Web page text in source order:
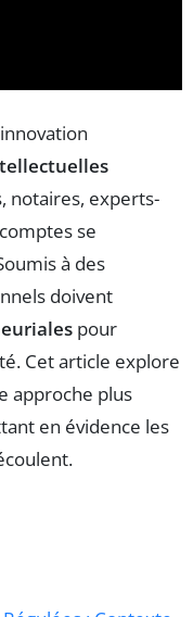
notaires, experts-
se
à des
doivent
pour
Cet article explore
approche plus
en évidence les